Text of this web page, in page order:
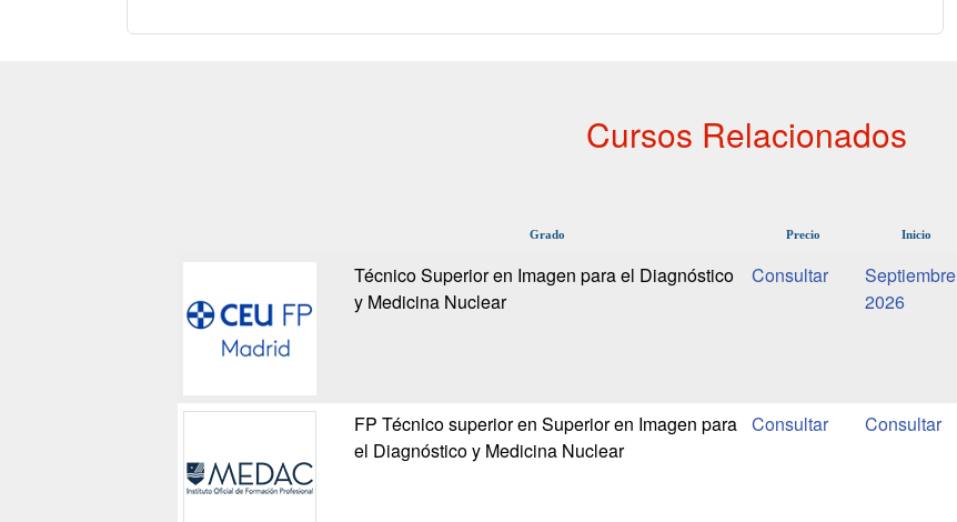
Cursos Relacionados
Grado Precio Inicio
Técnico Superior en Imagen para el Diagnóstico
y Medicina Nuclear
Septiembre
2026
FP Técnico superior en Superior en Imagen para
el Diagnóstico y Medicina Nuclear